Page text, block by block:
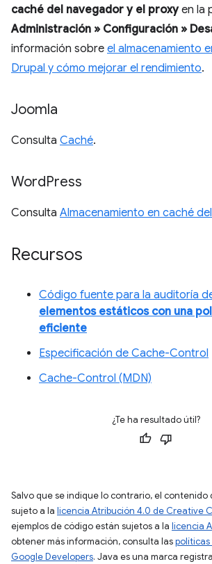
caché del navegador y el proxyen la
Administración » Configuración »
información sobre el almacenamiento
Drupal y cómo mejorar el rendimiento.
Joomla
Consulta Caché.
WordPress
Consulta Almacenamiento en caché
Recursos
Código fuente para la auditoría
elementos estáticos con una
eficiente
Especificación de Cache-Control
Cache-Control (MDN)
¿Te ha resultado útil?
Salvo que se indique lo contrario, el contenido
sujeto a la licencia Atribución 4.0 de Creative
ejemplos de código están sujetos a la licencia
obtener más información, consulta las
Google Developers. Java es una marca